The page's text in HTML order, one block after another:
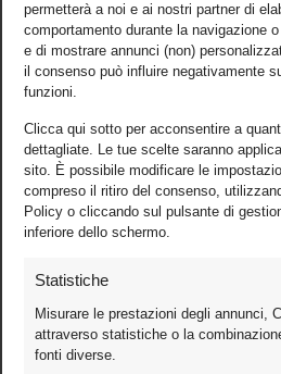
permetterà a noi e ai nostri partner di
comportamento durante la navigazione
e di mostrare annunci (non)
il consenso può influire negativamente
funzioni.
Clicca qui sotto per acconsentire a
dettagliate. Le tue scelte saranno
sito. È possibile modificare le
compreso il ritiro del consenso,
Policy o cliccando sul pulsante di
inferiore dello schermo.
Statistiche
Misurare le prestazioni degli annunci,
attraverso statistiche o la
fonti diverse.